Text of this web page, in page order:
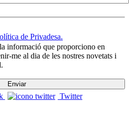
de Privadesa.
informació que proporciono en
me al dia de les nostres novetats i
Twitter